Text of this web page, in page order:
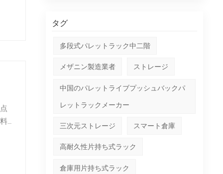
タグ
多段式パレットラック中二階
メザニン製造業者 ストレージ
中国のパレットライブプッシュバックパ
レットラックメーカー
三次元ストレージ スマート倉庫
高耐久性片持ち式ラック
倉庫用片持ち式ラック